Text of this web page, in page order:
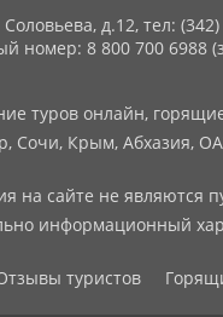
д.12, тел:
номер: 8 800 700 6988
туров онлайн,
Сочи, Крым, Абхазия,
на сайте не являются
информационный
туристов